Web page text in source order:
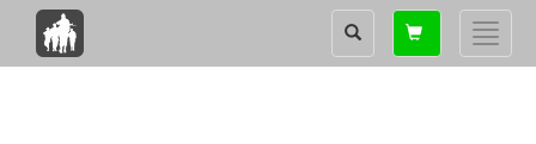
Toggle
Shopping
card